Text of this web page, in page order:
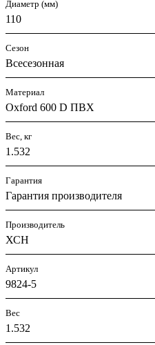
Диаметр (мм)
110
Сезон
Всесезонная
Материал
Oxford 600 D ПВХ
Вес, кг
1.532
Гарантия
Гарантия производителя
Производитель
ХСН
Артикул
9824-5
Вес
1.532